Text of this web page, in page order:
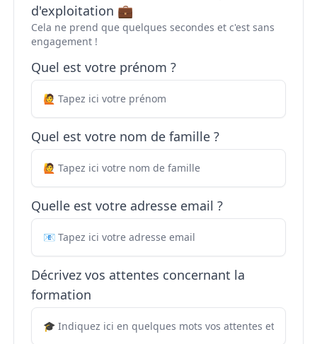
d'exploitation 💼
Cela ne prend que quelques secondes et c'est sans
engagement !
Quel est votre prénom ?
Quel est votre nom de famille ?
Quelle est votre adresse email ?
Décrivez vos attentes concernant la
formation